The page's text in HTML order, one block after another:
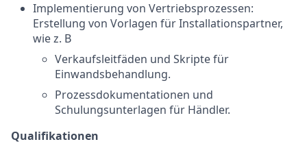
Implementierung von Vertriebsprozessen:
Erstellung von Vorlagen für Installationspartner,
wie z. B
Verkaufsleitfäden und Skripte für
Einwandsbehandlung.
Prozessdokumentationen und
Schulungsunterlagen für Händler.
Qualifikationen